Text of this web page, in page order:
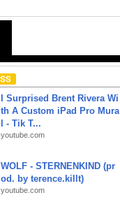
I Surprised Brent Rivera Wi
th A Custom iPad Pro Mura
l - Tik T...
youtube.com
WOLF - STERNENKIND (pr
od. by terence.killt)
youtube.com